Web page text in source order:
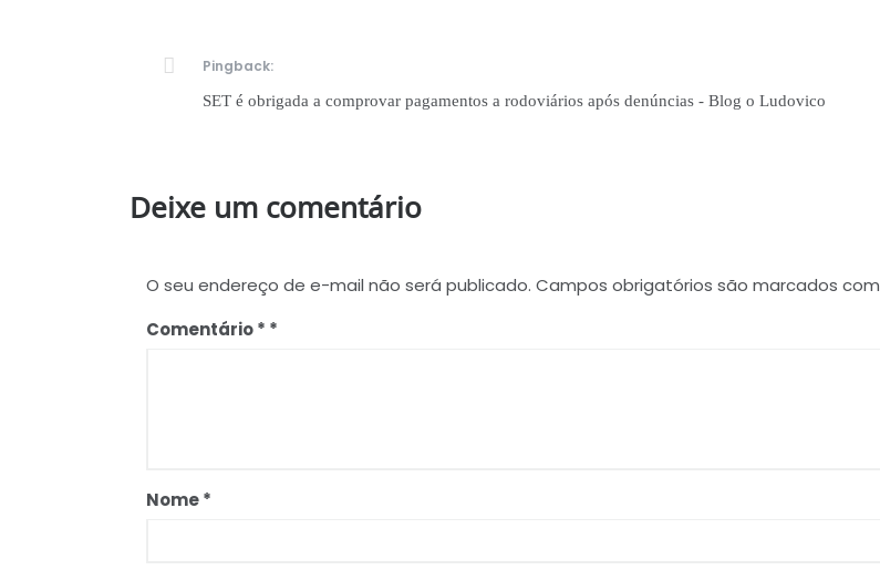
Pingback:
SET é obrigada a comprovar pagamentos a rodoviários após denúncias - Blog o Ludovico
Deixe um comentário
O seu endereço de e-mail não será publicado. Campos obrigatórios são marcados com
Comentário*
Nome*